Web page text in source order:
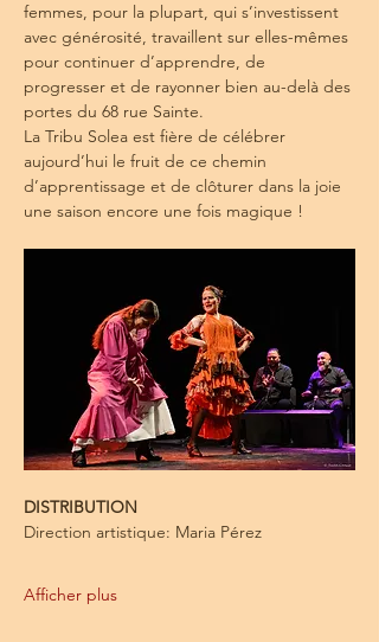
femmes, pour la plupart, qui s’investissent
avec générosité, travaillent sur elles-mêmes
pour continuer d’apprendre, de
progresser et de rayonner bien au-delà des
portes du 68 rue Sainte.
La Tribu Solea est fière de célébrer
aujourd’hui le fruit de ce chemin
d’apprentissage et de clôturer dans la joie
une saison encore une fois magique !
DISTRIBUTION
Direction artistique: Maria Pérez
Afficher plus